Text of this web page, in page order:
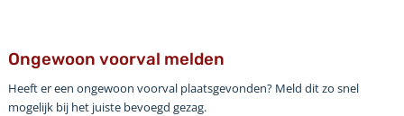
Ongewoon voorval melden
Heeft er een ongewoon voorval plaatsgevonden? Meld dit zo snel
mogelijk bij het juiste bevoegd gezag.